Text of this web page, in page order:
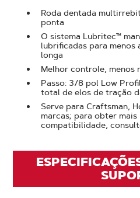
Roda dentada
ponta
O sistema Lubritec™
lubrificadas para
longa
Melhor controle, menos
Passo: 3/8 pol Low
total de elos de tração
Serve para Craftsman,
marcas; para obter
compatibilidade,